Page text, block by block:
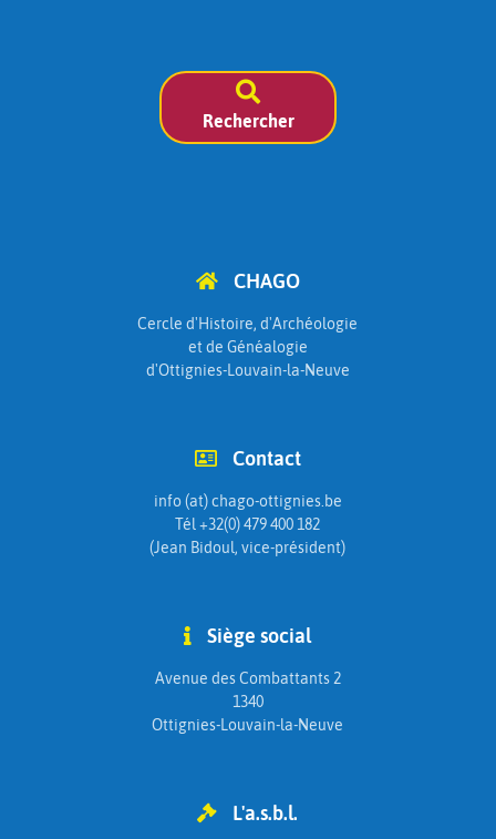
Rechercher
CHAGO
Cercle d'Histoire, d'Archéologie
et de Généalogie
d'Ottignies-Louvain-la-Neuve
Contact
info (at) chago-ottignies.be
Tél +32(0) 479 400 182
(Jean Bidoul, vice-président)
Siège social
Avenue des Combattants 2
1340
Ottignies-Louvain-la-Neuve
L'a.s.b.l.